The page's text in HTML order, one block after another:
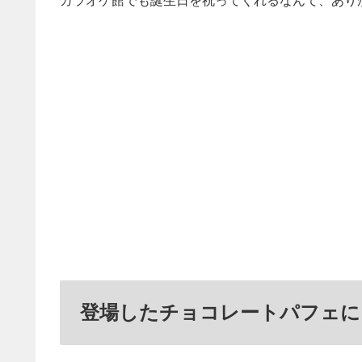
登場したチョコレートパフェ